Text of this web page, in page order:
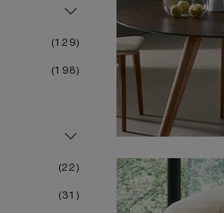
129
198
22
31